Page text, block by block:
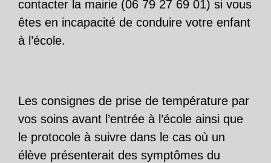
contacter la mairie (06 79 27 69 01) si vous
êtes en incapacité de conduire votre enfant
à l’école.
Les consignes de prise de température par
vos soins avant l’entrée à l’école ainsi que
le protocole à suivre dans le cas où un
élève présenterait des symptômes du